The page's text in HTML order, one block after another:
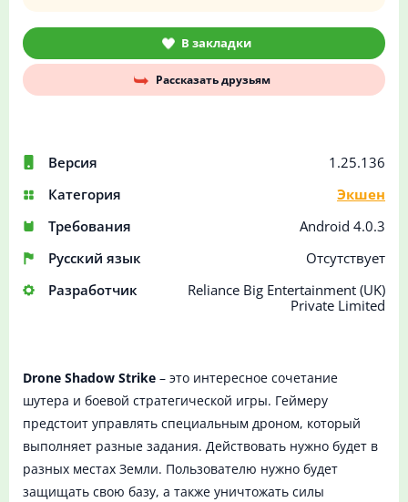
Версия
1.25.136
Категория
Экшен
Требования
Android 4.0.3
Русский язык
Отсутствует
Разработчик
Reliance Big Entertainment (UK)
Private Limited
В закладки
Рассказать друзьям
Drone Shadow Strike – это интересное сочетание
шутера и боевой стратегической игры. Геймеру
предстоит управлять специальным дроном, который
выполняет разные задания. Действовать нужно будет в
разных местах Земли. Пользователю нужно будет
защищать свою базу, а также уничтожать силы